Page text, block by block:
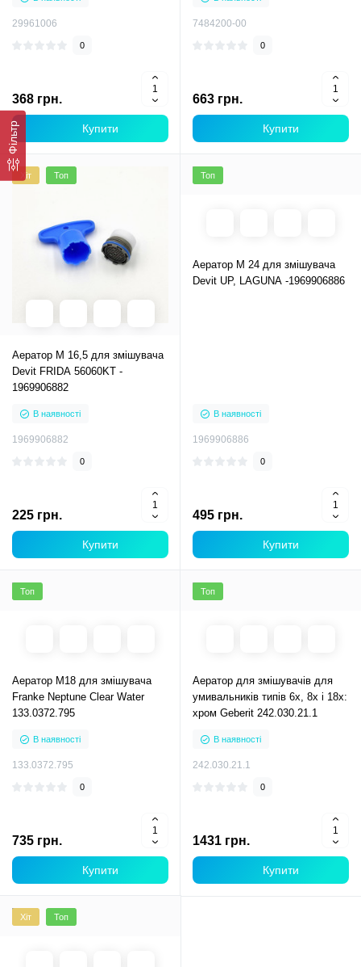
Фільтр
29961006
0
368 грн.
Купити
7484200-00
0
663 грн.
Купити
Хіт Топ
Аератор M 16,5 для змішувача
Devit FRIDA 56060KT -
1969906882
В наявності
1969906882
0
225 грн.
Купити
Топ
Аератор M 24 для змішувача
Devit UP, LAGUNA -1969906886
В наявності
1969906886
0
495 грн.
Купити
Топ
Аератор M18 для змішувача
Franke Neptune Clear Water
133.0372.795
В наявності
133.0372.795
0
735 грн.
Купити
Топ
Аератор для змішувачів для
умивальників типів 6x, 8x і 18x:
хром Geberit 242.030.21.1
В наявності
242.030.21.1
0
1431 грн.
Купити
Хіт Топ